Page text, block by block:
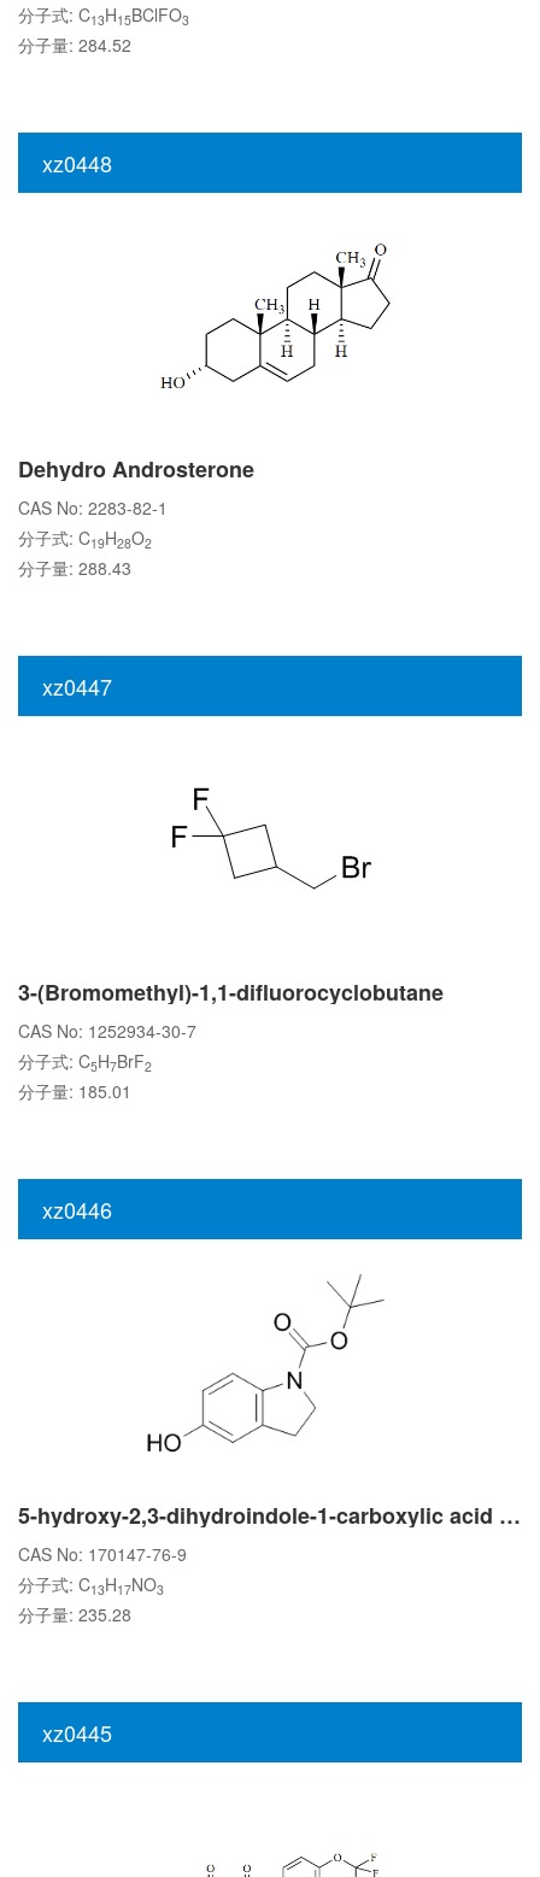
分子式: C13H15BClFO3
分子量: 284.52
xz0448
Dehydro Androsterone
CAS No: 2283-82-1
分子式: C19H28O2
分子量: 288.43
xz0447
3-(Bromomethyl)-1,1-difluorocyclobutane
CAS No: 1252934-30-7
分子式: C5H7BrF2
分子量: 185.01
xz0446
5-hydroxy-2,3-dihydroindole-1-carboxylic acid tert-butyl ester
CAS No: 170147-76-9
分子式: C13H17NO3
分子量: 235.28
xz0445